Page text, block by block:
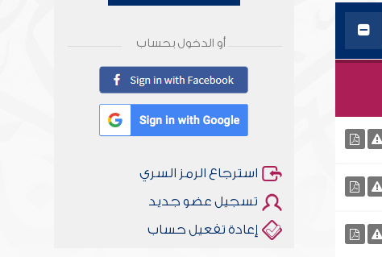
أو الدخول بحساب
استرجاع الرمز السري
تسجيل عضو جديد
إعادة تفعيل حساب